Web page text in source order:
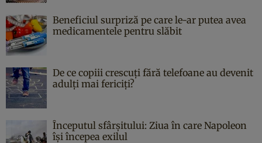
Beneficiul surpriză pe care le-ar putea avea
medicamentele pentru slăbit
De ce copiii crescuți fără telefoane au devenit
adulți mai fericiți?
Începutul sfârşitului: Ziua în care Napoleon
îşi începea exilul